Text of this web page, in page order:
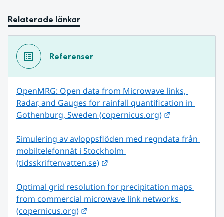
Relaterade länkar
Referenser
OpenMRG: Open data from Microwave links,
Radar, and Gauges for rainfall quantification in
Gothenburg, Sweden (copernicus.org)
Simulering av avloppsflöden med regndata från
mobiltelefonnät i Stockholm
(tidsskriftenvatten.se)
Optimal grid resolution for precipitation maps
from commercial microwave link networks
(copernicus.org)